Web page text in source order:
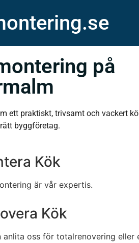
på
ett praktiskt, trivsamt och vackert
byggföretag.
Kök
är vår expertis.
Kök
anlita oss för totalrenovering eller